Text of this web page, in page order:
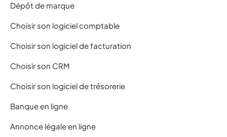
Dépôt de marque
Choisir son logiciel comptable
Choisir son logiciel de facturation
Choisir son CRM
Choisir son logiciel de trésorerie
Banque en ligne
Annonce légale en ligne